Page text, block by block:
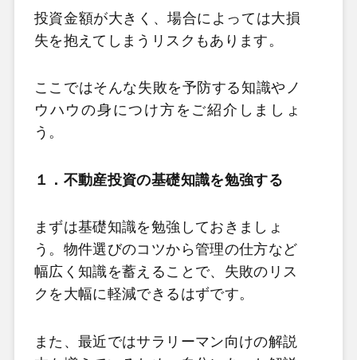
投資金額が大きく、場合によっては大損
失を抱えてしまうリスクもあります。
ここではそんな失敗を予防する知識やノ
ウハウの身につけ方をご紹介しましょ
う。
１．不動産投資の基礎知識を勉強する
まずは基礎知識を勉強しておきましょ
う。物件選びのコツから管理の仕方など
幅広く知識を蓄えることで、失敗のリス
クを大幅に軽減できるはずです。
また、最近ではサラリーマン向けの解説